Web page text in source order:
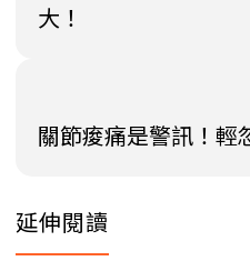
大！
關節痠痛是警訊！輕
延伸閱讀